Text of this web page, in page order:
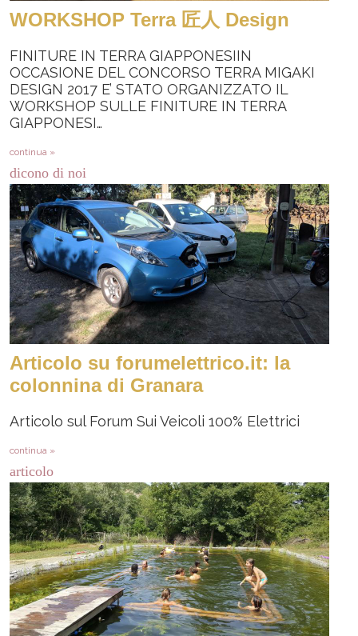
WORKSHOP Terra 匠人 Design
FINITURE IN TERRA GIAPPONESIIN
OCCASIONE DEL CONCORSO TERRA MIGAKI
DESIGN 2017 E’ STATO ORGANIZZATO IL
WORKSHOP SULLE FINITURE IN TERRA
GIAPPONESI…
continua »
dicono di noi
Articolo su forumelettrico.it: la
colonnina di Granara
Articolo sul Forum Sui Veicoli 100% Elettrici
continua »
articolo